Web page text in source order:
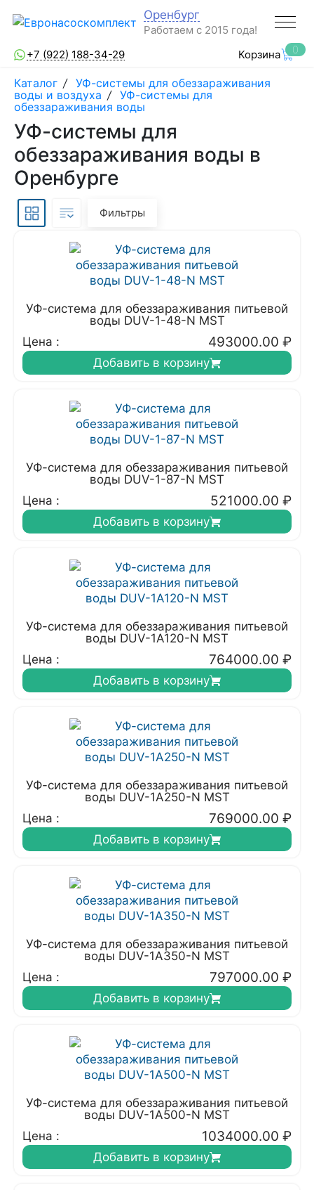
Оренбург
Работаем с 2015 года!
+7 (922) 188-34-29
Корзина 0
Каталог / УФ-системы для обеззараживания
воды и воздуха / УФ-системы для
обеззараживания воды
УФ-системы для
обеззараживания воды в
Оренбурге
Фильтры
УФ-система для обеззараживания питьевой
воды DUV-1-48-N MST
Цена :
493000.00 ₽
Добавить в корзину
УФ-система для обеззараживания питьевой
воды DUV-1-87-N MST
Цена :
521000.00 ₽
Добавить в корзину
УФ-система для обеззараживания питьевой
воды DUV-1A120-N MST
Цена :
764000.00 ₽
Добавить в корзину
УФ-система для обеззараживания питьевой
воды DUV-1A250-N MST
Цена :
769000.00 ₽
Добавить в корзину
УФ-система для обеззараживания питьевой
воды DUV-1A350-N MST
Цена :
797000.00 ₽
Добавить в корзину
УФ-система для обеззараживания питьевой
воды DUV-1A500-N MST
Цена :
1034000.00 ₽
Добавить в корзину